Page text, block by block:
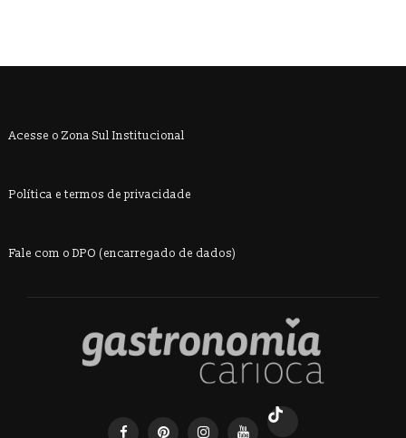
Acesse o Zona Sul Institucional
Política e termos de privacidade
Fale com o DPO (encarregado de dados)